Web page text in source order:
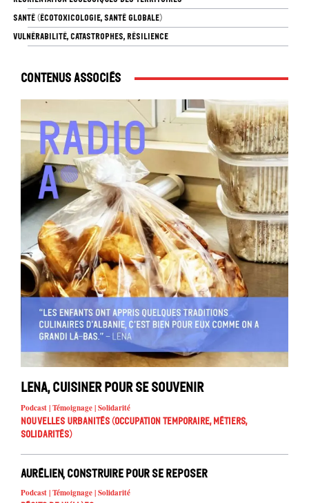
SANTÉ (ÉCOTOXICOLOGIE, SANTÉ GLOBALE)
VULNÉRABILITÉ, CATASTROPHES, RÉSILIENCE
Contenus associés
Lena, cuisiner pour se souvenir
Podcast | Témoignage | Solidarité
Nouvelles urbanités (occupation temporaire, métiers,
solidarités)
Aurélien, construire pour se reposer
Podcast | Témoignage | Solidarité